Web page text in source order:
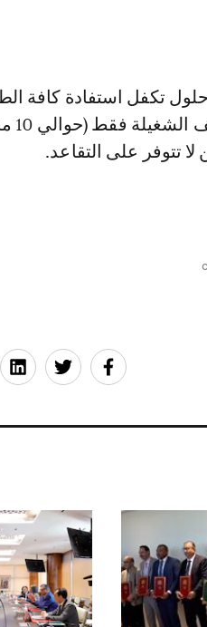
تكفل استفادة كافة
من الحق